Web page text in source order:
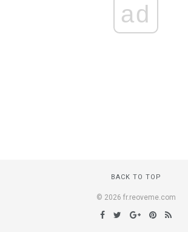
ad
BACK TO TOP
© 2026 fr.reoveme.com